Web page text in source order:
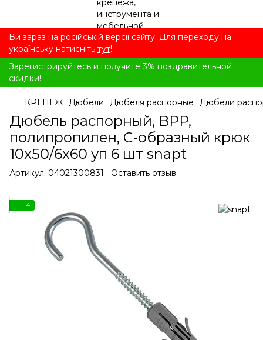
Ви зараз на російській версії сайту. Для переходу на
українську натисніть тут!
Зарегистрируйтесь и получите 3% поздравительной
скидки!
КРЕПЕЖ Дюбели Дюбеля распорные Дюбели
Дюбель распорный, BPP,
полипропилен, C-образный крюк
10x50/6x60 уп 6 шт snapt
Артикул: 04021300831 Оставить отзыв
4